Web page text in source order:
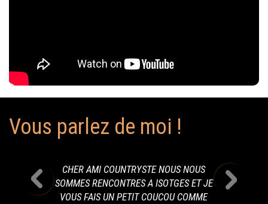
Vous parlez de moi !
CHER AMI COUNTRYSTE NOUS NOUS
SOMMES RENCONTRES A ISOTGES ET JE
VOUS FAIS UN PETIT COUCOU COMME